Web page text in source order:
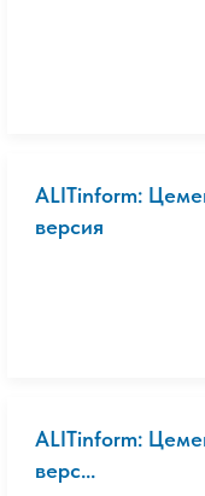
ALITinform:
версия
ALITinform:
верс...